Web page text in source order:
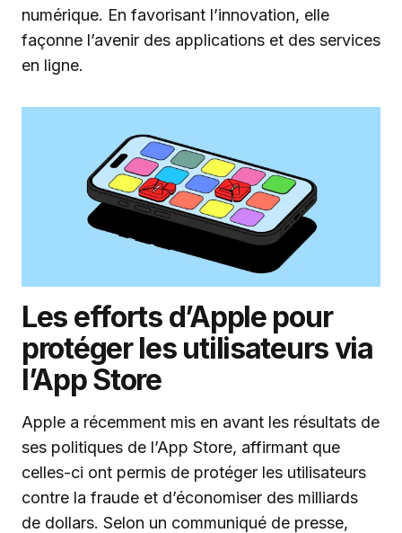
numérique. En favorisant l’innovation, elle
façonne l’avenir des applications et des services
en ligne.
Les efforts d’Apple pour
protéger les utilisateurs via
l’App Store
Apple a récemment mis en avant les résultats de
ses politiques de l’App Store, affirmant que
celles-ci ont permis de protéger les utilisateurs
contre la fraude et d’économiser des milliards
de dollars. Selon un communiqué de presse,